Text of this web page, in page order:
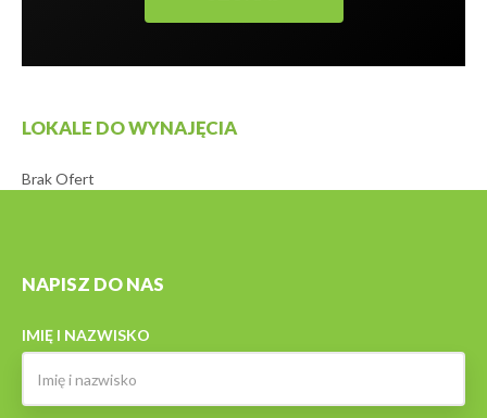
LOKALE DO WYNAJĘCIA
Brak Ofert
NAPISZ DO NAS
IMIĘ I NAZWISKO